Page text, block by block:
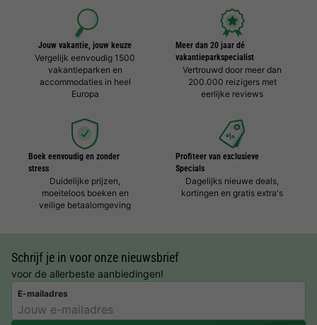
Jouw vakantie, jouw keuze
Vergelijk eenvoudig 1500
vakantieparken en
accommodaties in heel
Europa
Meer dan 20 jaar dé
vakantieparkspecialist
Vertrouwd door meer dan
200.000 reizigers met
eerlijke reviews
Boek eenvoudig en zonder
stress
Duidelijke prijzen,
moeiteloos boeken en
veilige betaalomgeving
Profiteer van exclusieve
Specials
Dagelijks nieuwe deals,
kortingen en gratis extra's
Schrijf je in voor onze nieuwsbrief
voor de allerbeste aanbiedingen!
E-mailadres